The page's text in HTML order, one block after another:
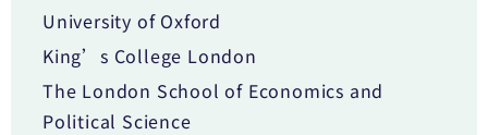
University of Oxford
King’s College London
The London School of Economics and
Political Science